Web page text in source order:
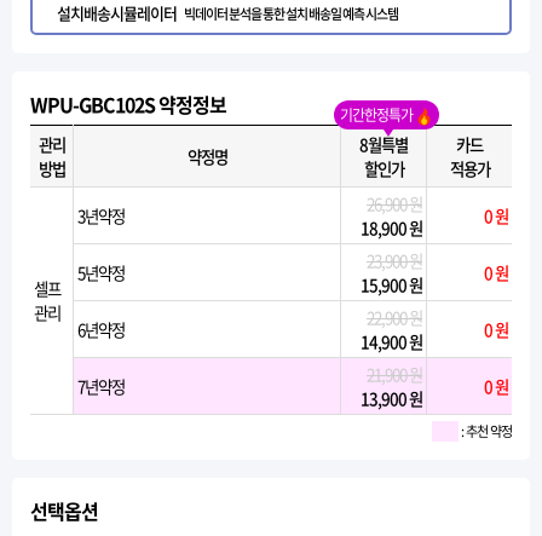
설치배송시뮬레이터 빅데이터 분석을 통한 설치 배송일 예측 시스템
WPU-GBC102S 약정정보 기간한정특가
관리
방법
약정명
8월특별
할인가
카드
적용가
셀프
관리
3년약정
26,900 원
18,900 원
0 원
5년약정
23,900 원
15,900 원
0 원
6년약정
22,900 원
14,900 원
0 원
7년약정
21,900 원
13,900 원
0 원
: 추천 약정
선택옵션